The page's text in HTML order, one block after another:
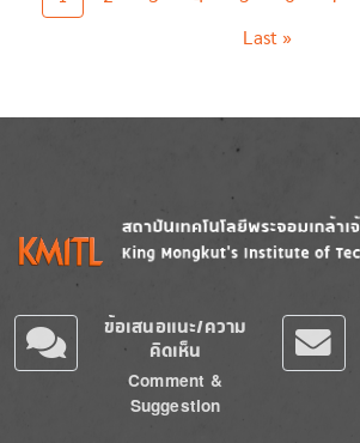
Last »Last page
Image
ข้อเสนอแนะ/ความ
คิดเห็น
Comment &
Suggestion